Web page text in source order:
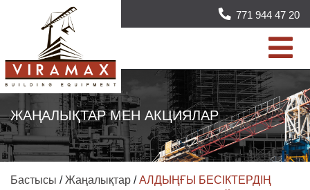
771 944 47 20
ЖАҢАЛЫҚТАР МЕН АКЦИЯЛАР
Бастысы / Жаңалықтар /АЛДЫҢҒЫ БЕСІКТЕРДІҢ